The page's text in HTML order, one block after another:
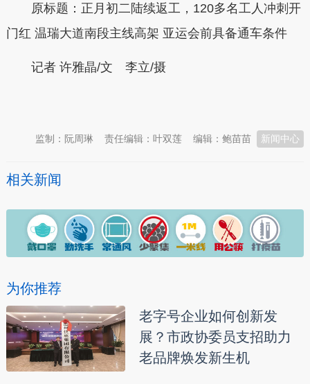
原标题：正月初二陆续返工，120多名工人冲刺开
门红 温瑞大道南段主线高架 亚运会前具备通车条件
记者 许雅晶/文 李立/摄
新闻中心
编辑：鲍苗苗
责任编辑：叶双莲
监制：阮周琳
相关新闻
为你推荐
老字号企业如何创新发
展？市政协委员支招助力
老品牌焕发新生机